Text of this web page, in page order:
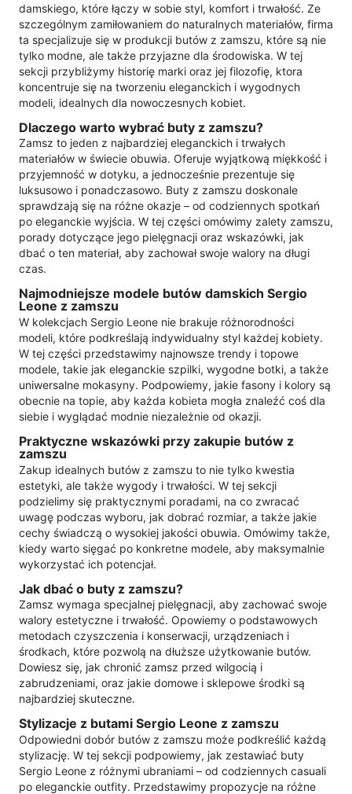
damskiego, które łączy w sobie styl, komfort i trwałość. Ze
szczególnym zamiłowaniem do naturalnych materiałów, firma
ta specjalizuje się w produkcji butów z zamszu, które są nie
tylko modne, ale także przyjazne dla środowiska. W tej
sekcji przybliżymy historię marki oraz jej filozofię, ktora
koncentruje się na tworzeniu eleganckich i wygodnych
modeli, idealnych dla nowoczesnych kobiet.
Dlaczego warto wybrać buty z zamszu?
Zamsz to jeden z najbardziej eleganckich i trwałych
materiałów w świecie obuwia. Oferuje wyjątkową miękkość i
przyjemność w dotyku, a jednocześnie prezentuje się
luksusowo i ponadczasowo. Buty z zamszu doskonale
sprawdzają się na różne okazje – od codziennych spotkań
po eleganckie wyjścia. W tej części omówimy zalety zamszu,
porady dotyczące jego pielęgnacji oraz wskazówki, jak
dbać o ten materiał, aby zachował swoje walory na długi
czas.
Najmodniejsze modele butów damskich Sergio
Leone z zamszu
W kolekcjach Sergio Leone nie brakuje różnorodności
modeli, które podkreślają indywidualny styl każdej kobiety.
W tej części przedstawimy najnowsze trendy i topowe
modele, takie jak eleganckie szpilki, wygodne botki, a także
uniwersalne mokasyny. Podpowiemy, jakie fasony i kolory są
obecnie na topie, aby każda kobieta mogła znaleźć coś dla
siebie i wyglądać modnie niezależnie od okazji.
Praktyczne wskazówki przy zakupie butów z
zamszu
Zakup idealnych butów z zamszu to nie tylko kwestia
estetyki, ale także wygody i trwałości. W tej sekcji
podzielimy się praktycznymi poradami, na co zwracać
uwagę podczas wyboru, jak dobrać rozmiar, a także jakie
cechy świadczą o wysokiej jakości obuwia. Omówimy także,
kiedy warto sięgać po konkretne modele, aby maksymalnie
wykorzystać ich potencjał.
Jak dbać o buty z zamszu?
Zamsz wymaga specjalnej pielęgnacji, aby zachować swoje
walory estetyczne i trwałość. Opowiemy o podstawowych
metodach czyszczenia i konserwacji, urządzeniach i
środkach, które pozwolą na dłuższe użytkowanie butów.
Dowiesz się, jak chronić zamsz przed wilgocią i
zabrudzeniami, oraz jakie domowe i sklepowe środki są
najbardziej skuteczne.
Stylizacje z butami Sergio Leone z zamszu
Odpowiedni dobór butów z zamszu może podkreślić każdą
stylizację. W tej sekcji podpowiemy, jak zestawiać buty
Sergio Leone z różnymi ubraniami – od codziennych casuali
po eleganckie outfity. Przedstawimy propozycje na różne